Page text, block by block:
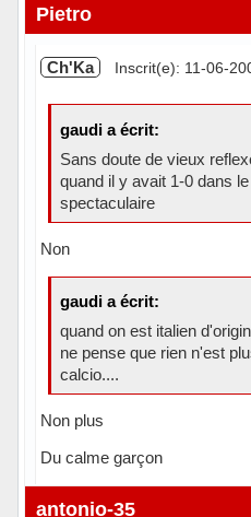
Pietro
Ch'Ka Inscrit(e): 11-06-
gaudi a écrit:
Sans doute de vieux
quand il y avait 1-0 dans
spectaculaire
Non
gaudi a écrit:
quand on est italien
ne pense que rien n'est
calcio....
Non plus
Du calme garçon
Hors ligne
antonio-35